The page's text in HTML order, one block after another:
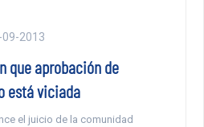
09-2013
que aprobación de
está viciada
el juicio de la comunidad